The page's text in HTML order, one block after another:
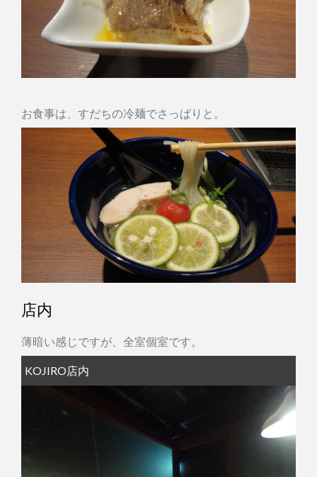
お食事は、すだちの冷麺でさっぱりと。
店内
薄暗い感じですが、全室個室です。
KOJIRO店内